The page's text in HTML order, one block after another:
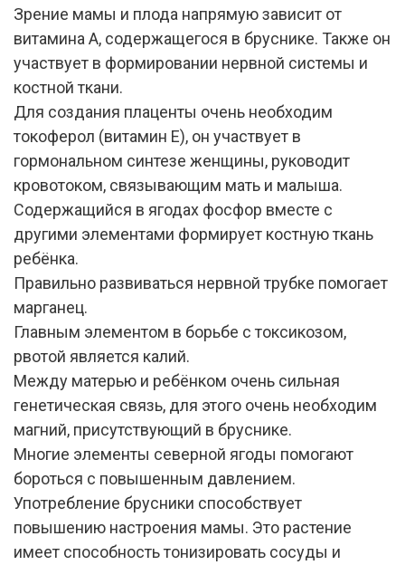
Зрение мамы и плода напрямую зависит от
витамина A, содержащегося в бруснике. Также он
участвует в формировании нервной системы и
костной ткани.
Для создания плаценты очень необходим
токоферол (витамин E), он участвует в
гормональном синтезе женщины, руководит
кровотоком, связывающим мать и малыша.
Содержащийся в ягодах фосфор вместе с
другими элементами формирует костную ткань
ребёнка.
Правильно развиваться нервной трубке помогает
марганец.
Главным элементом в борьбе с токсикозом,
рвотой является калий.
Между матерью и ребёнком очень сильная
генетическая связь, для этого очень необходим
магний, присутствующий в бруснике.
Многие элементы северной ягоды помогают
бороться с повышенным давлением.
Употребление брусники способствует
повышению настроения мамы. Это растение
имеет способность тонизировать сосуды и